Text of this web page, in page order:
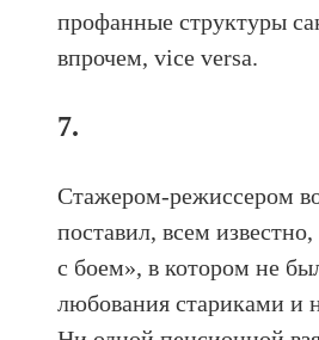
профанные структуры
впрочем, vice versa.
7.
Стажером-режиссером
поставил, всем
с боем», в котором не
любования стариками и